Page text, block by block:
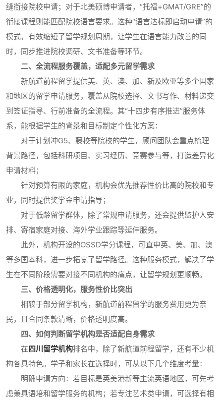
缝衔接院校申请；对于北美硕博申请者，“托福+GMAT/GRE”的
衔接课程则能匹配院校语言要求。这种“语言达标即启动申请”的
模式，有效缩短了留学规划周期，让学生在语言能力改善的同
时，同步推进院校调研、文书准备等环节。
二、全流程服务覆盖，适配多元留学需求
新航道前程留学提供美、英、澳、加、新及欧亚等多个国家
和地区的留学申请服务，覆盖从院校选择、文书写作、材料递交
到签证指导、行前准备的全流程。其“十四步有序推进”服务体
系，能根据学生的背景和目标制定个性化方案：
对于计划冲G5、藤校等院校的学生，顾问团队会重点梳理
背景路径，包括科研项目、实习经历、竞赛参与等，打造差异化
申请材料；
针对预算有限的家庭，机构会优先推荐性价比高的院校和专
业，同时提供奖学金申请指导；
对于低龄留学群体，除了常规申请服务，还会提供监护人安
排、寄宿家庭对接、海外学业跟踪等延伸服务。
此外，机构开设的OSSD学分课程，可直申英、美、加、澳
等多国本科，进一步拓宽了留学路径。这种服务模式，解决了学
生在不同阶段需要对接不同机构的痛点，让留学规划更顺畅。
三、价格透明化，服务性价比突出
相较于部分留学机构，新航道前程留学的服务费用更为亲
民，且合同条款清晰，价格透明度高。
四、如何判断留学机构是否适配自身需求
在四川留学机构排名中，除了新航道前程留学，还有不少机
构各具特色。学子和家长在选择时，可从以下几个维度考量：
明确申请方向：若目标是英美港新等主流英语地区，可先考
虑兼具语培和留学服务的机构；若专注艺术类申请，可选择有相